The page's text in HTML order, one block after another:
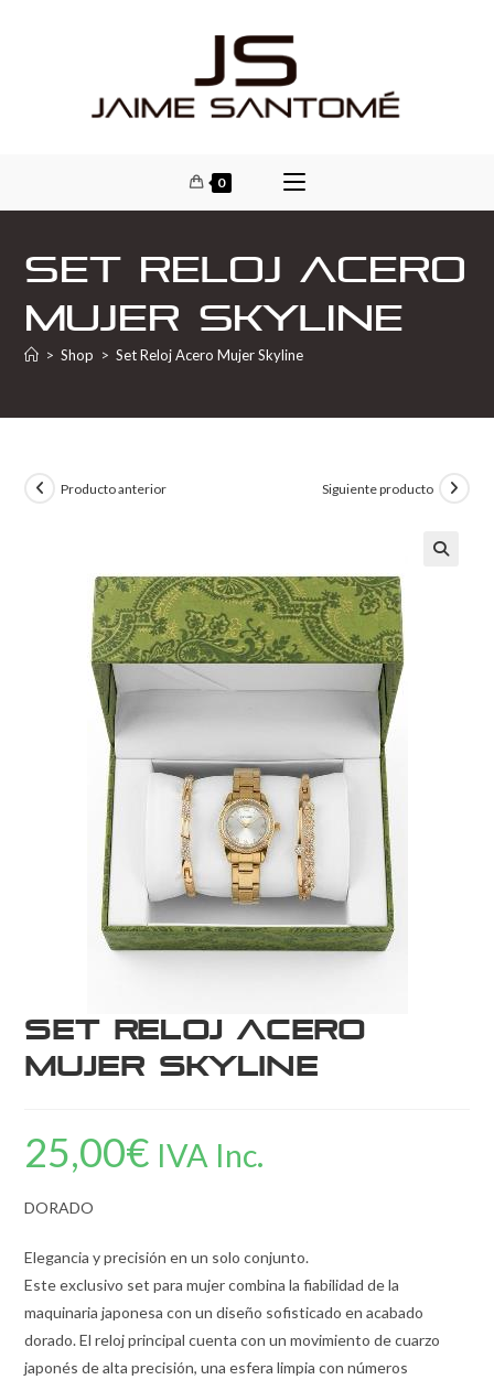
0
Set Reloj Acero
Mujer Skyline
> Shop > Set Reloj Acero Mujer Skyline
Producto anterior Siguiente producto
Set Reloj Acero
Mujer Skyline
25,00€ IVA Inc.
DORADO
Elegancia y precisión en un solo conjunto.
Este exclusivo set para mujer combina la fiabilidad de la
maquinaria japonesa con un diseño sofisticado en acabado
dorado. El reloj principal cuenta con un movimiento de cuarzo
japonés de alta precisión, una esfera limpia con números